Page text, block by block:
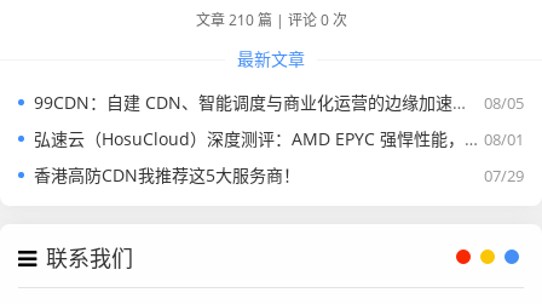
文章 210 篇 | 评论 0 次
最新文章
08/05
99CDN：自建 CDN、智能调度与商业化运营的边缘加速平台
08/01
弘速云（HosuCloud）深度测评：AMD EPYC 强悍性能，拼团价真香！
07/29
香港高防CDN我推荐这5大服务商！
联系我们